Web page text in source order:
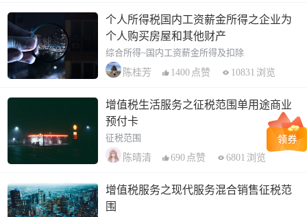
个人所得税国内工资薪金所得之企业为
个人购买房屋和其他财产
综合所得~国内工资薪金所得及扣除
陈桂芳
1400 点赞 10831 浏览
增值税生活服务之征税范围单用途商业
预付卡
征税范围
陈晴清
690 点赞 6801 浏览
增值税服务之现代服务混合销售征税范
围